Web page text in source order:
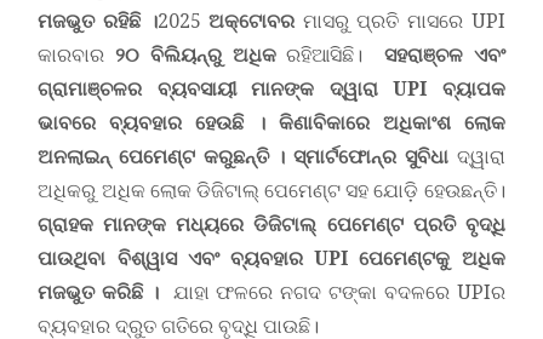
ମଜଭୁତ ରହିଛି ।2025ଅକ୍ଟୋବର ମାସରୁ ପ୍ରତି ମାସରେ UPI
କାରବାର୨୦ ବିଲିୟନ୍‌ରୁ ଅଧିକରହିଆସିଛି। ସହରାଞ୍ଚଳ ଏବଂ
ଗ୍ରାମାଞ୍ଚଳର ବ୍ୟବସାୟୀ ମାନଙ୍କ ଦ୍ୱାରାUPI ବ୍ୟାପକ
ଭାବରେ ବ୍ୟବହାର ହେଉଛି । କିଣାବିକାରେ ଅଧିକାଂଶ ଲୋକ
ଅନଲାଇନ୍ ପେମେଣ୍ଟ କରୁଛନ୍ତି ।ସ୍ମାର୍ଟଫୋନ୍‌ର ସୁବିଧା ଦ୍ୱାରା
ଅଧିକରୁ ଅଧିକ ଲୋକ ଡିଜିଟାଲ୍ ପେମେଣ୍ଟ ସହ ଯୋଡ଼ି ହେଉଛନ୍ତି।
ଗ୍ରାହକ ମାନଙ୍କ ମଧ୍ୟରେ ଡିଜିଟାଲ୍ ପେମେଣ୍ଟ ପ୍ରତି ବୃଦ୍ଧି
ପାଉଥିବା ବିଶ୍ୱାସ ଏବଂ ବ୍ୟବହାରUPI ପେମେଣ୍ଟକୁ ଅଧିକ
ମଜଭୁତ କରିଛି ।ଯାହା ଫଳରେ ନଗଦ ଟଙ୍କା ବଦଳରେ UPIର
ବ୍ୟବହାର ଦ୍ରୁତ ଗତିରେ ବୃଦ୍ଧି ପାଉଛି।